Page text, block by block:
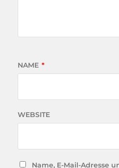
NAME *
WEBSITE
Name, E-Mail-Adresse